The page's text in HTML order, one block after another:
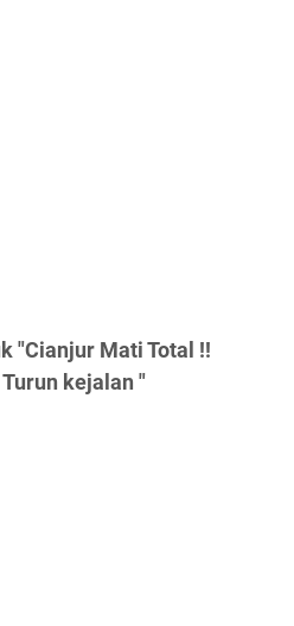
"Cianjur Mati Total !!
kejalan "